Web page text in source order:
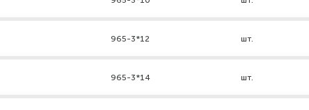
965-3*12 шт.
965-3*14 шт.